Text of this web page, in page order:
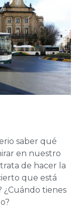
saber qué
en nuestro
de hacer la
que está
¿Cuándo tienes